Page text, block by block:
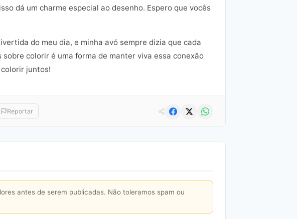
dá um charme especial ao desenho. Espero que vocês
do meu dia, e minha avó sempre dizia que cada
colorir é uma forma de manter viva essa conexão
juntos!
Reportar
antes de serem publicadas. Não toleramos spam ou